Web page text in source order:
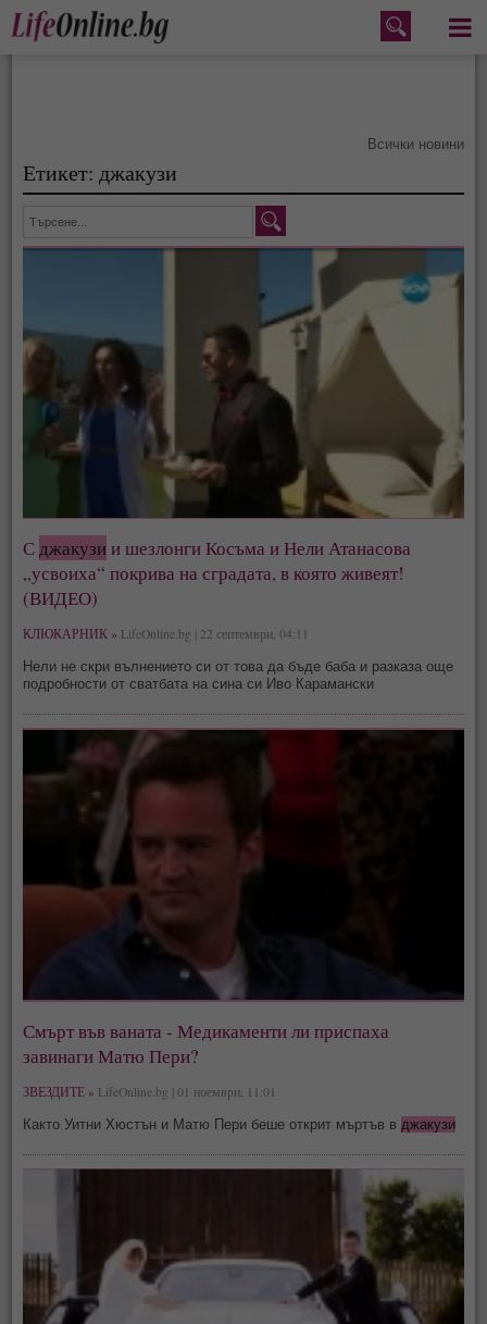
Меню
Всички новини
Етикет: джакузи
Сджакузии шезлонги Косъма и Нели Атанасова
„усвоиха“ покрива на сградата, в която живеят!
(ВИДЕО)
КЛЮКАРНИК » LifeOnline.bg | 22 септември, 04:11
Нели не скри вълнението си от това да бъде баба и разказа още
подробности от сватбата на сина си Иво Карамански
Смърт във ваната - Медикаменти ли приспаха
завинаги Матю Пери?
ЗВЕЗДИТЕ » LifeOnline.bg | 01 ноември, 11:01
Както Уитни Хюстън и Матю Пери беше открит мъртъв в джакузи